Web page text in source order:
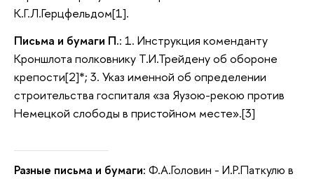
К.Г.Л.Герцфельдом[1].
Письма и бумаги П.: 1. Инструкция коменданту
Кроншлота полковнику Т.И.Трейдену об обороне
крепости[2]*; 3. Указ именной об определении
строительства госпиталя «за Яузою-рекою против
Немецкой слободы в пристойном месте».[3]
Разные письма и бумаги: Ф.А.Головин - И.Р.Паткулю в